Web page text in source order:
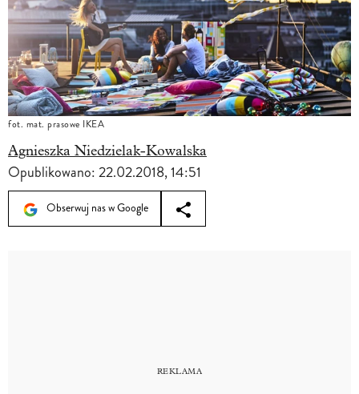
fot. mat. prasowe IKEA
Agnieszka Niedzielak-Kowalska
Opublikowano:22.02.2018, 14:51
Obserwuj nas w Google